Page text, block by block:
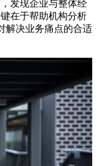
发现企业与整体经
在于帮助机构分析
解决业务痛点的合适